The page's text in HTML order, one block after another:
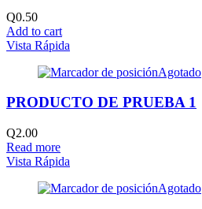
Q0.50
Add to cart
Vista Rápida
Agotado
PRODUCTO DE PRUEBA 1
Q2.00
Read more
Vista Rápida
Agotado